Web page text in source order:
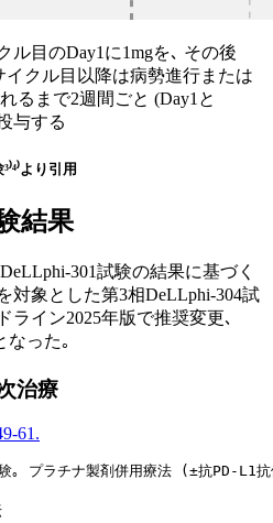
ル目のDay1に1mgを､ その後
イクル目以降は病勢進行または
るまで2週間ごと (Day1と
与する
より引用
結果
301試験の結果に基づく
対象とした第3相DeLLphi‑304試
ライン2025年版で推奨変更､
なった｡
治療
61.
｡ プラチナ製剤併用療法 (±抗PD-L1